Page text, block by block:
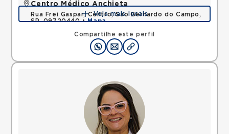
Compartilhe este perfil
Centro Médico Anchieta
Rua Frei Gaspar, Centro, Sao Bernardo do Campo,
SP, 09720440 •Mapa
Veja mais locais